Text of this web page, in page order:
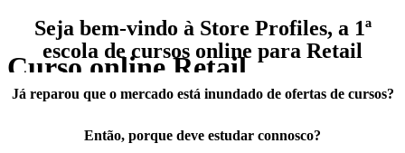
merchandising
Curso online Retail
Seja bem-vindo à Store Profiles, a 1ª
escola de cursos online para Retail
Já reparou que o mercado está inundado de ofertas de cursos?
Então, porque deve estudar connosco?